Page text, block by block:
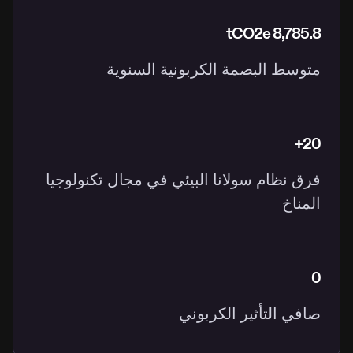
8,785.8 tCO2e
متوسط البصمة الكربونية السنوية
20+
فرق نظام سولانا البيئي في مجال تكنولوجيا
المناخ
0
صافي التأثير الكربوني